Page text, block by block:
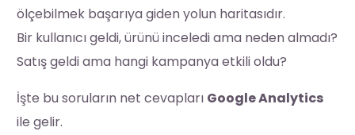
ölçebilmek başarıya giden yolun haritasıdır.
Bir kullanıcı geldi, ürünü inceledi ama neden almadı?
Satış geldi ama hangi kampanya etkili oldu?
İşte bu soruların net cevapları Google Analytics
ile gelir.